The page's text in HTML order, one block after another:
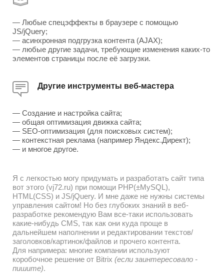
— Любые спецэффекты в браузере с помощью
JS/jQuery;
— асинхронная подгрузка контента (AJAX);
— любые другие задачи, требующие изменения каких-то
элементов страницы после её загрузки.
Другие инструменты веб-мастера
— Создание и настройка сайта;
— общая оптимизация движка сайта;
— SEO-оптимизация (для поисковых систем);
— контекстная реклама (например Яндекс.Директ);
— и многое другое.
Я с легкостью могу придумать и разработать сайт типа
вот этого (vj72.ru) при помощи PHP(±MySQL),
HTML(CSS) и JS/jQuery. И мне даже не нужны системы
управления сайтом! Но без глубоких знаний в веб-
разработке рекомендую Вам все-таки использовать
какие-нибудь CMS, так как они куда проще в
дальнейшем наполнении и редактировании текстов/
заголовков/картинок/файлов и прочего контента.
Для напримера: многие компании используют
коробочное решение от Bitrix (если заинтересовало -
пишите).